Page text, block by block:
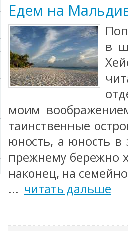
Едем на
в
моим
таинственные
юность, а юность в
прежнему бережно
наконец, на
... читать дальше